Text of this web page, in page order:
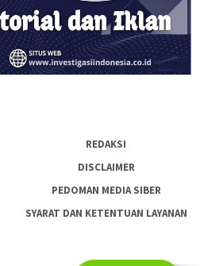
REDAKSI
DISCLAIMER
PEDOMAN MEDIA SIBER
SYARAT DAN KETENTUAN LAYANAN